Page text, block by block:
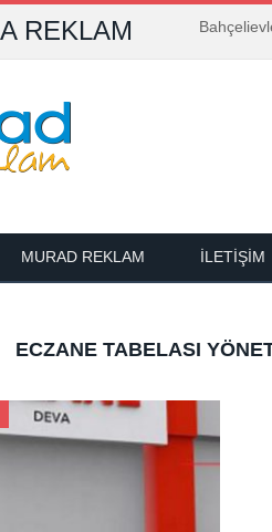
REKLAM
MURAD REKLAM İLETIŞIM
ECZANE TABELASI